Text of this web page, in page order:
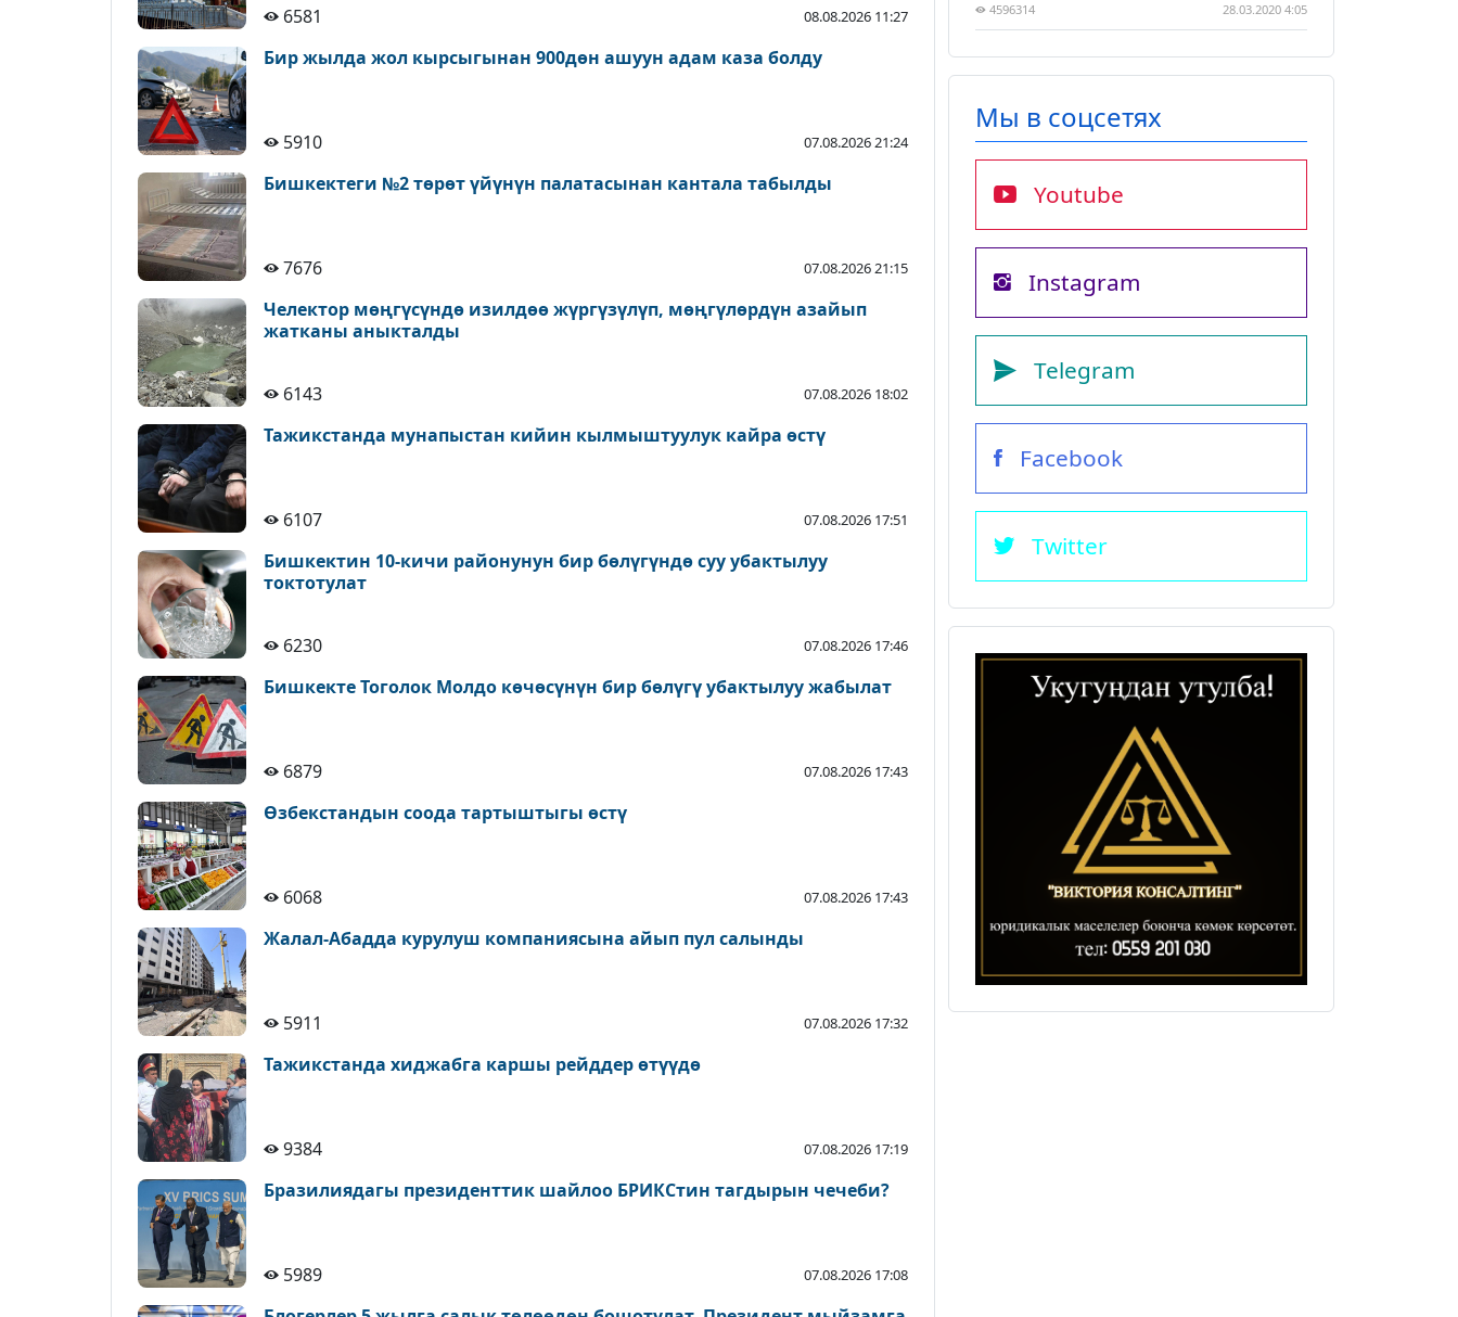
6581 08.08.2026 11:27
Бир жылда жол кырсыгынан 900дөн ашуун адам каза болду
5910 07.08.2026 21:24
Бишкектеги №2 төрөт үйүнүн палатасынан кантала табылды
7676 07.08.2026 21:15
Челектор мөңгүсүндө изилдөө жүргүзүлүп, мөңгүлөрдүн азайып
жатканы аныкталды
6143 07.08.2026 18:02
Тажикстанда мунапыстан кийин кылмыштуулук кайра өстү
6107 07.08.2026 17:51
Бишкектин 10-кичи районунун бир бөлүгүндө суу убактылуу
токтотулат
6230 07.08.2026 17:46
Бишкекте Тоголок Молдо көчөсүнүн бир бөлүгү убактылуу жабылат
6879 07.08.2026 17:43
Өзбекстандын соода тартыштыгы өстү
6068 07.08.2026 17:43
Жалал-Абадда курулуш компаниясына айып пул салынды
5911 07.08.2026 17:32
Тажикстанда хиджабга каршы рейддер өтүүдө
9384 07.08.2026 17:19
Бразилиядагы президенттик шайлоо БРИКСтин тагдырын чечеби?
5989 07.08.2026 17:08
4596314 28.03.2020 4:05
Мы в соцсетях
Youtube
Instagram
Telegram
Facebook
Twitter